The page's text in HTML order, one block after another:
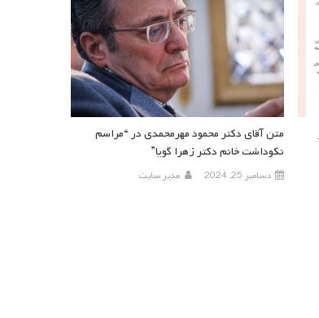
متن آقای دکتر محمود مهرمحمدی در “مراسم
نکوداشت خانم دکتر زهرا گویا”
دسامبر 25, 2024 مدیر سایت